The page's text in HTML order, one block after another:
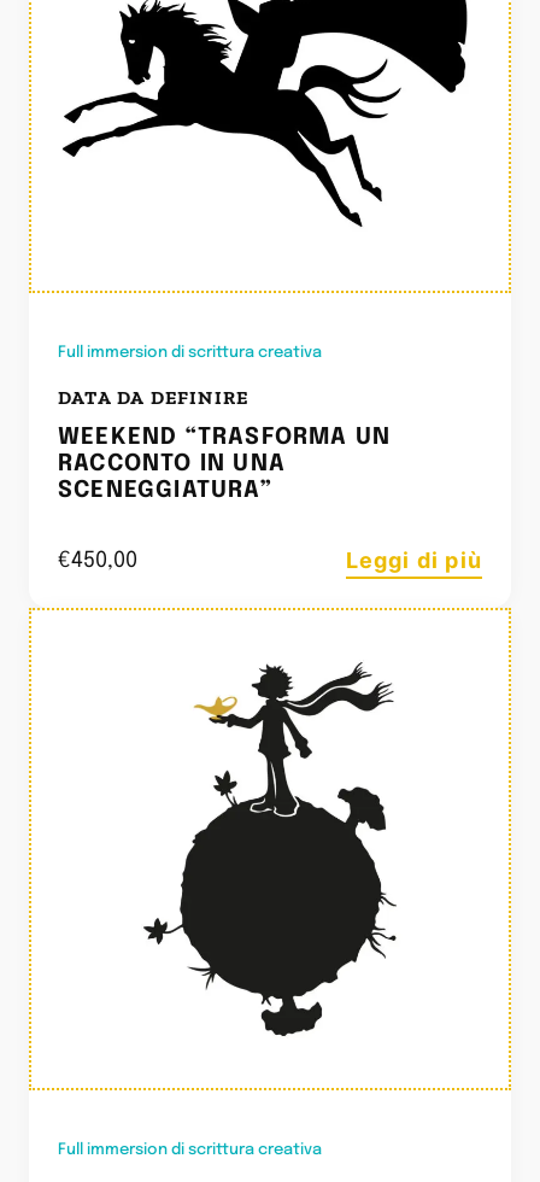
Full immersion di scrittura creativa
DATA DA DEFINIRE
WEEKEND “TRASFORMA UN
RACCONTO IN UNA
SCENEGGIATURA”
€450,00 Leggi di più
Full immersion di scrittura creativa